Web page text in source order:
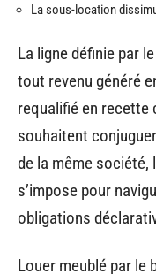
La sous-location
La ligne définie par le
tout revenu généré
requalifié en recette
souhaitent
de la même société,
s’impose pour
obligations
Louer meublé par le